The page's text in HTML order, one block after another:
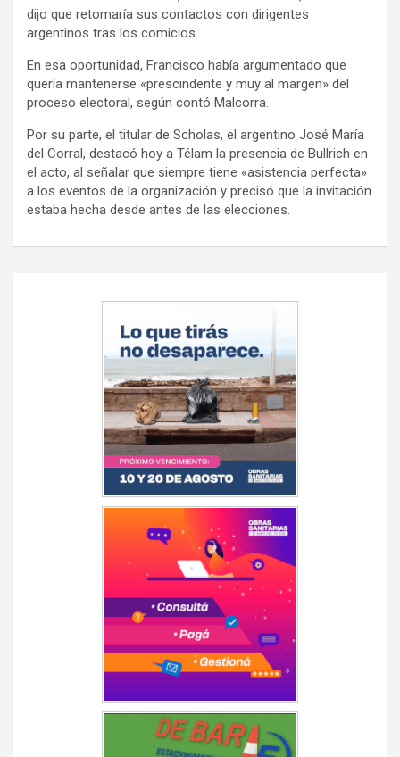
dijo que retomaría sus contactos con dirigentes
argentinos tras los comicios.
En esa oportunidad, Francisco había argumentado que
quería mantenerse «prescindente y muy al margen» del
proceso electoral, según contó Malcorra.
Por su parte, el titular de Scholas, el argentino José María
del Corral, destacó hoy a Télam la presencia de Bullrich en
el acto, al señalar que siempre tiene «asistencia perfecta»
a los eventos de la organización y precisó que la invitación
estaba hecha desde antes de las elecciones.